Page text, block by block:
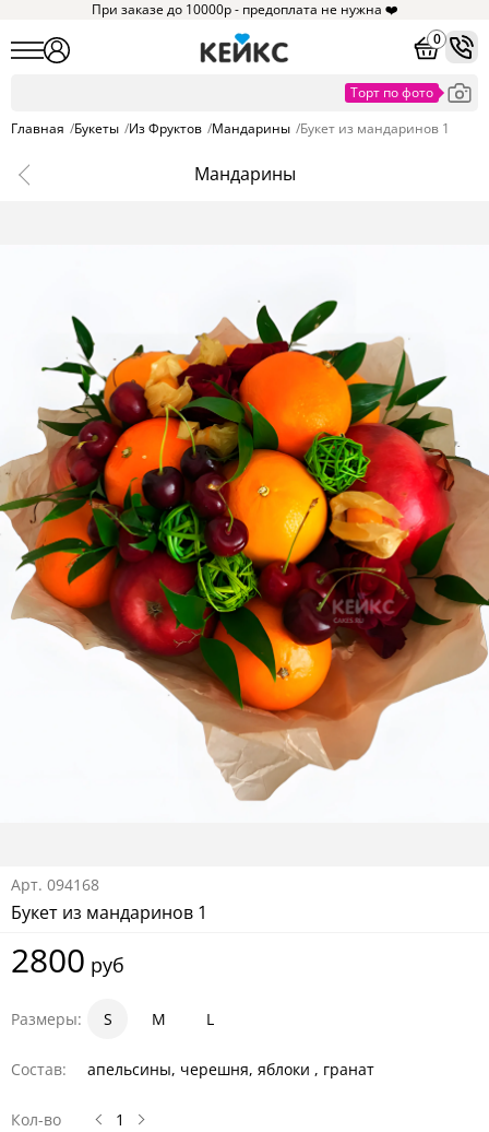
При заказе до 10000р - предоплата не нужна ❤️
0
Главная /Букеты /Из Фруктов /Мандарины /Букет из мандаринов 1
Мандарины
Арт. 094168
Букет из мандаринов 1
2800 руб
Размеры: S
1 M
1.5 L
2
Состав: апельсины, черешня, яблоки , гранат
Кол-во